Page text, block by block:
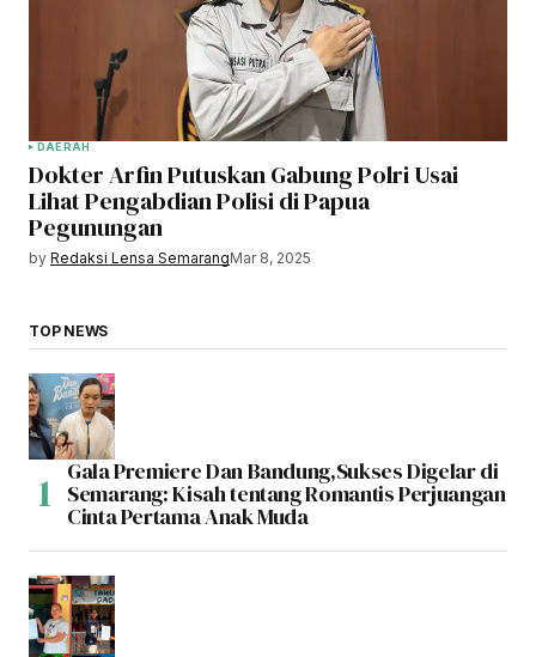
DAERAH
Dokter Arfin Putuskan Gabung Polri Usai
Lihat Pengabdian Polisi di Papua
Pegunungan
by Redaksi Lensa SemarangMar 8, 2025
TOP NEWS
Gala Premiere Dan Bandung,Sukses Digelar di
Semarang: Kisah tentang Romantis Perjuangan
Cinta Pertama Anak Muda